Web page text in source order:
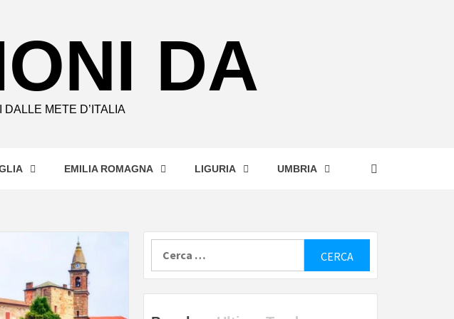
DA
METE D’ITALIA
EMILIA ROMAGNA LIGURIA UMBRIA